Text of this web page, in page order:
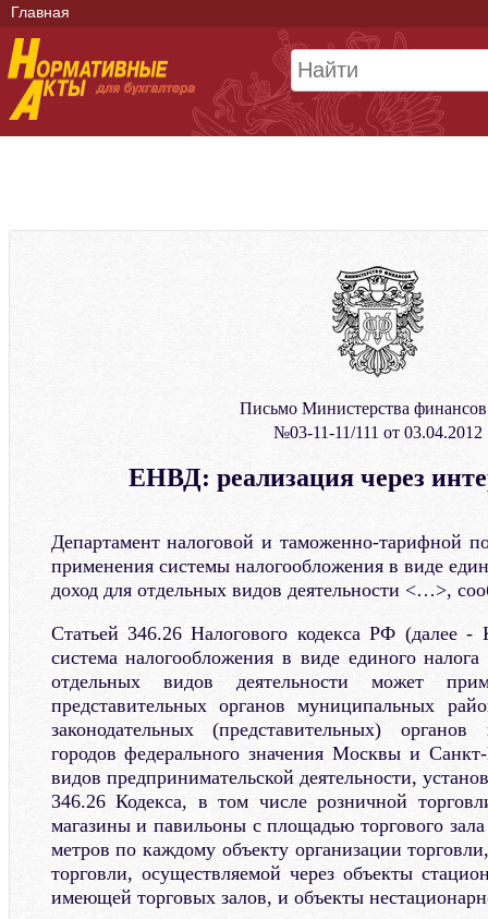
Главная
Письмо Министерства
№03-11-11/111 от 03.04.2012
ЕНВД: реализация через
Департамент налоговой и таможенно-тарифной
применения системы налогообложения в виде
доход для отдельных видов деятельности <…>,
Статьей 346.26 Налогового кодекса РФ (далее -
система налогообложения в виде единого
отдельных видов деятельности может
представительных органов муниципальных
законодательных (представительных) органов
городов федерального значения Москвы и
видов предпринимательской деятельности,
346.26 Кодекса, в том числе розничной
магазины и павильоны с площадью торгового
метров по каждому объекту организации
торговли, осуществляемой через объекты
имеющей торговых залов, и объекты